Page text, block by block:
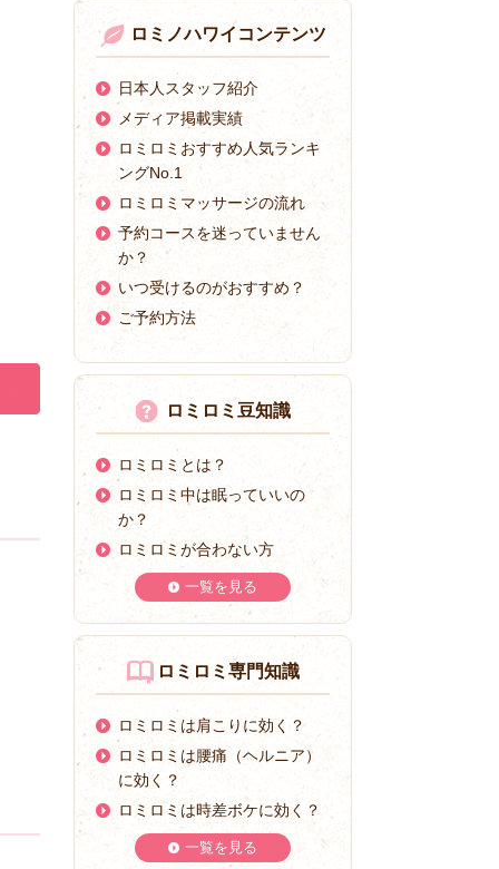
ロミノハワイコンテンツ
日本人スタッフ紹介
メディア掲載実績
ロミロミおすすめ人気ランキ
ングNo.1
ロミロミマッサージの流れ
予約コースを迷っていません
か？
いつ受けるのがおすすめ？
ご予約方法
ロミロミ豆知識
ロミロミとは？
ロミロミ中は眠っていいの
か？
ロミロミが合わない方
一覧を見る
ロミロミ専門知識
ロミロミは肩こりに効く？
ロミロミは腰痛（ヘルニア）
に効く？
ロミロミは時差ボケに効く？
一覧を見る